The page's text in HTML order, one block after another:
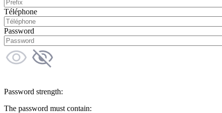
Téléphone
Password
Password strength:
The password must contain: